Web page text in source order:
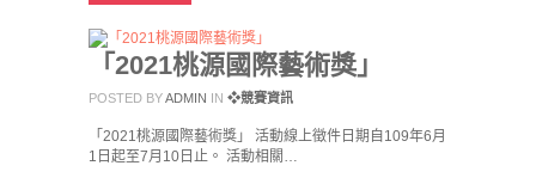
「2021桃源國際藝術獎」
POSTED BYADMIN IN ❖競賽資訊
「2021桃源國際藝術獎」 活動線上徵件日期自109年6月
1日起至7月10日止。 活動相關…